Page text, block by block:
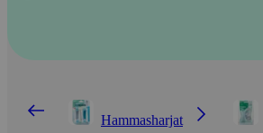
Hammasharjat